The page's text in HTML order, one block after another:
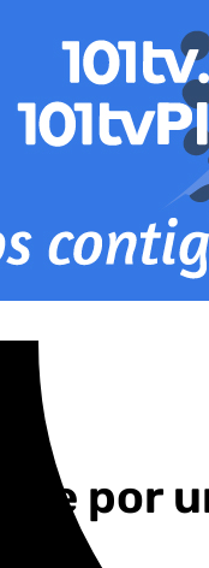
por